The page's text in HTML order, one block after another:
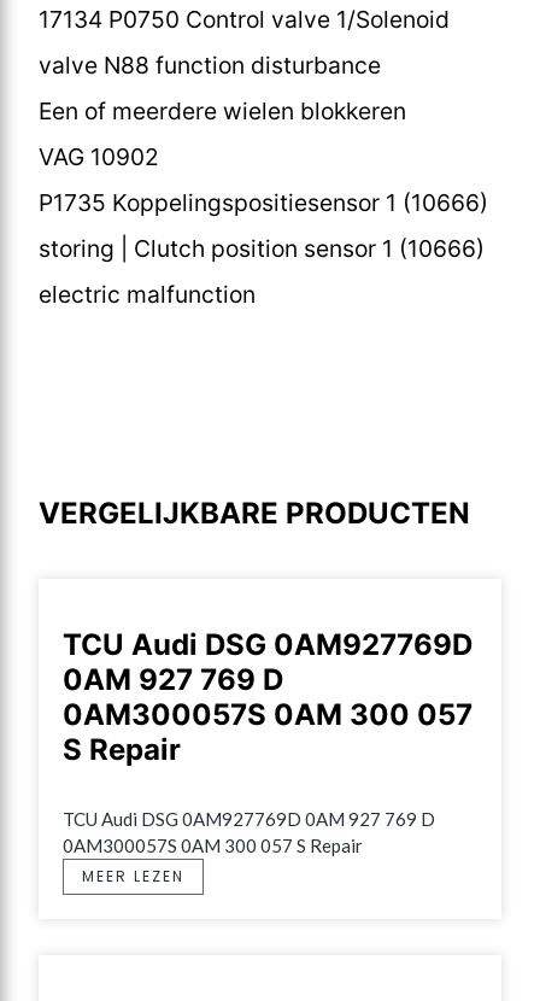
17134 P0750 Control valve 1/Solenoid
valve N88 function disturbance
Een of meerdere wielen blokkeren
VAG 10902
P1735 Koppelingspositiesensor 1 (10666)
storing | Clutch position sensor 1 (10666)
electric malfunction
VERGELIJKBARE PRODUCTEN
TCU Audi DSG 0AM927769D
0AM 927 769 D
0AM300057S 0AM 300 057
S Repair
TCU Audi DSG 0AM927769D 0AM 927 769 D
0AM300057S 0AM 300 057 S Repair
MEER LEZEN